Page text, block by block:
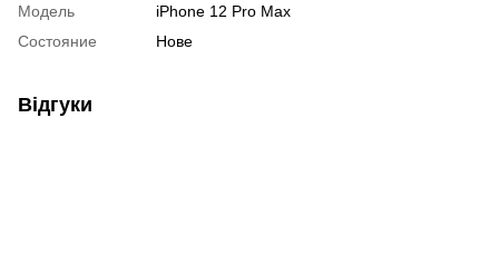
Модель
iPhone 12 Pro Max
Состояние
Нове
Відгуки